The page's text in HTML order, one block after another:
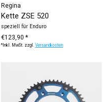
Regina
Kette ZSE 520
speziell für Enduro
€123,90 *
*Inkl. MwSt. zzgl.Versandkosten